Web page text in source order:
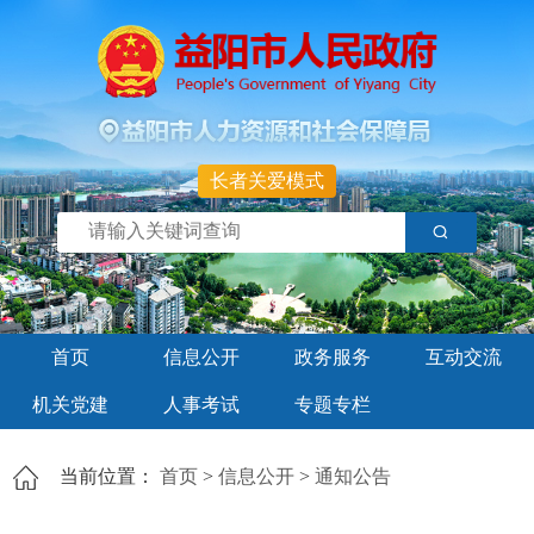
长者关爱模式
首页 信息公开 政务服务 互动交流
机关党建 人事考试 专题专栏
当前位置： 首页 > 信息公开 > 通知公告